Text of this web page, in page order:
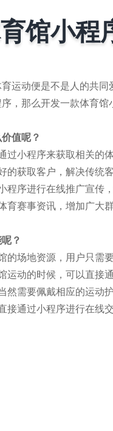
馆小程
运动便是不是人的共
，那么开发一款体育
值呢？
过小程序来获取相关的
获取客户，解决传统
序进行在线推广宣传
育赛事资讯，增加广大
？
场地资源，用户只需
动的时候，可以直接
然需要佩戴相应的运动
通过小程序进行在线